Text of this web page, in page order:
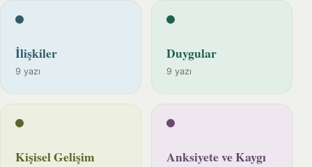
İlişkiler
9 yazı
Duygular
9 yazı
Kişisel Gelişim Anksiyete ve Kaygı